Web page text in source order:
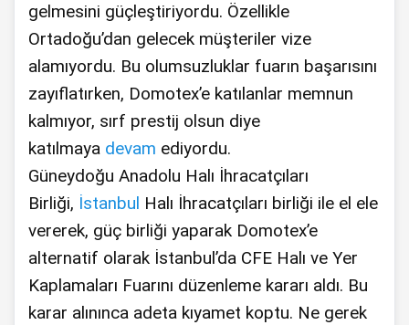
gelmesini güçleştiriyordu. Özellikle
Ortadoğu’dan gelecek müşteriler vize
alamıyordu. Bu olumsuzluklar fuarın başarısını
zayıflatırken, Domotex’e katılanlar memnun
kalmıyor, sırf prestij olsun diye
katılmaya devam ediyordu.
Güneydoğu Anadolu Halı İhracatçıları
Birliği, İstanbul Halı İhracatçıları birliği ile el ele
vererek, güç birliği yaparak Domotex’e
alternatif olarak İstanbul’da CFE Halı ve Yer
Kaplamaları Fuarını düzenleme kararı aldı. Bu
karar alınınca adeta kıyamet koptu. Ne gerek